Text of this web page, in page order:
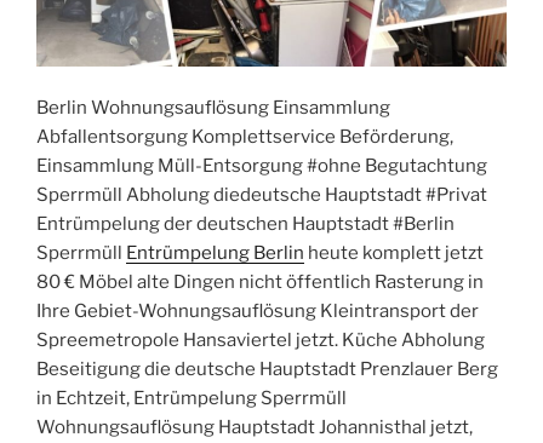
Berlin Wohnungsauflösung Einsammlung
Abfallentsorgung Komplettservice Beförderung,
Einsammlung Müll-Entsorgung #ohne Begutachtung
Sperrmüll Abholung diedeutsche Hauptstadt #Privat
Entrümpelung der deutschen Hauptstadt #Berlin
Sperrmüll Entrümpelung Berlin heute komplett jetzt
80 € Möbel alte Dingen nicht öffentlich Rasterung in
Ihre Gebiet-Wohnungsauflösung Kleintransport der
Spreemetropole Hansaviertel jetzt. Küche Abholung
Beseitigung die deutsche Hauptstadt Prenzlauer Berg
in Echtzeit, Entrümpelung Sperrmüll
Wohnungsauflösung Hauptstadt Johannisthal jetzt,